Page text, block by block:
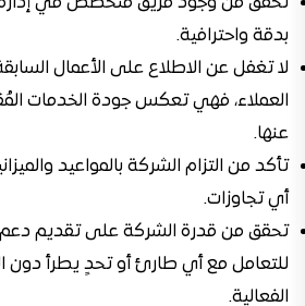
بدقة واحترافية.
لا تغفل عن الاطلاع على الأعمال
العملاء، فهي تعكس جودة الخدمات
عنها.
تأكد من التزام الشركة بالمواعيد
أي تجاوزات.
تحقق من قدرة الشركة على تقديم دعم
للتعامل مع أي طارئ أو تحدٍ يطرأ دون
الفعالية.